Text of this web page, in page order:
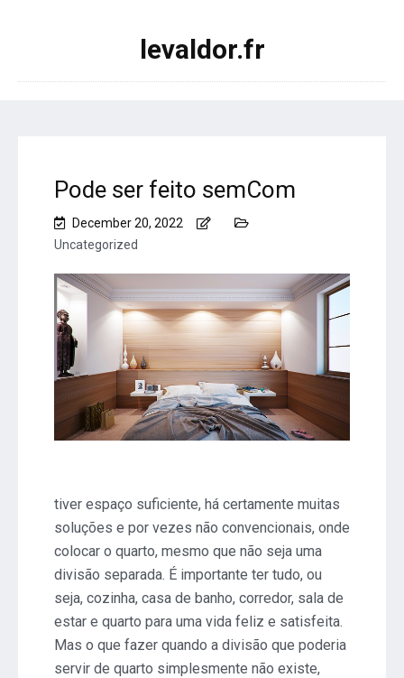
levaldor.fr
Pode ser feito semCom
December 20, 2022
Uncategorized
tiver espaço suficiente, há certamente muitas
soluções e por vezes não convencionais, onde
colocar o quarto, mesmo que não seja uma
divisão separada. É importante ter tudo, ou
seja, cozinha, casa de banho, corredor, sala de
estar e quarto para uma vida feliz e satisfeita.
Mas o que fazer quando a divisão que poderia
servir de quarto simplesmente não existe,